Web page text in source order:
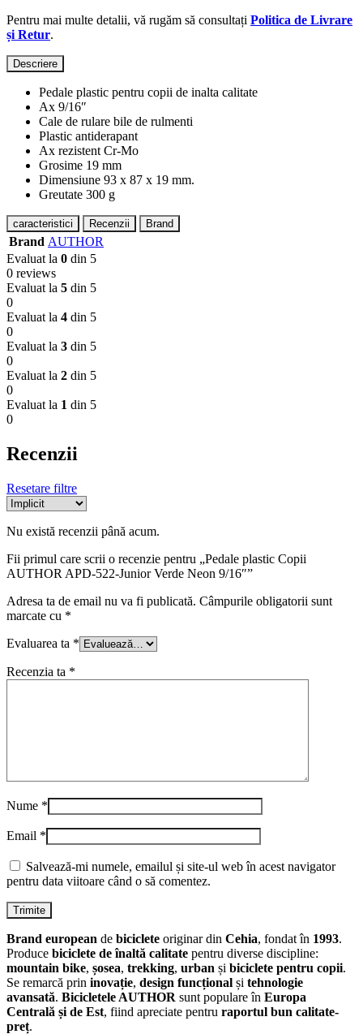
Pentru mai multe detalii, vă rugăm să consultați Politica de Livrare
și Retur.
Descriere
Pedale plastic pentru copii de inalta calitate
Ax 9/16″
Cale de rulare bile de rulmenti
Plastic antiderapant
Ax rezistent Cr-Mo
Grosime 19 mm
Dimensiune 93 x 87 x 19 mm.
Greutate 300 g
caracteristici Recenzii Brand
Brand AUTHOR
Evaluat la 0 din 5
0 reviews
Evaluat la 5 din 5
0
Evaluat la 4 din 5
0
Evaluat la 3 din 5
0
Evaluat la 2 din 5
0
Evaluat la 1 din 5
0
Recenzii
Resetare filtre
Nu există recenzii până acum.
Fii primul care scrii o recenzie pentru „Pedale plastic Copii
AUTHOR APD-522-Junior Verde Neon 9/16″”
Adresa ta de email nu va fi publicată. Câmpurile obligatorii sunt
marcate cu *
Evaluarea ta *
Recenzia ta *
Nume *
Email *
Salvează-mi numele, emailul și site-ul web în acest navigator
pentru data viitoare când o să comentez.
Brand european de biciclete originar din Cehia, fondat în 1993.
Produce biciclete de înaltă calitate pentru diverse discipline:
mountain bike, șosea, trekking, urban și biciclete pentru copii.
Se remarcă prin inovație, design funcțional și tehnologie
avansată. Bicicletele AUTHOR sunt populare în Europa
Centrală și de Est, fiind apreciate pentru raportul bun calitate-
preț.